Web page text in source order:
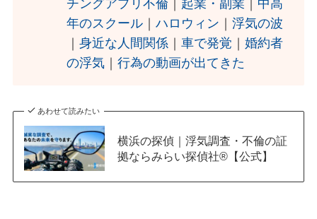
チングアプリ不倫 起業・副業
中高
年のスクール ｜ハロウィン ｜浮気の波
｜身近な人間関係 ｜車で発覚 ｜婚約者
の浮気 ｜行為の動画が出てきた
あわせて読みたい
横浜の探偵｜浮気調査・不倫の証
拠ならみらい探偵社®︎【公式】